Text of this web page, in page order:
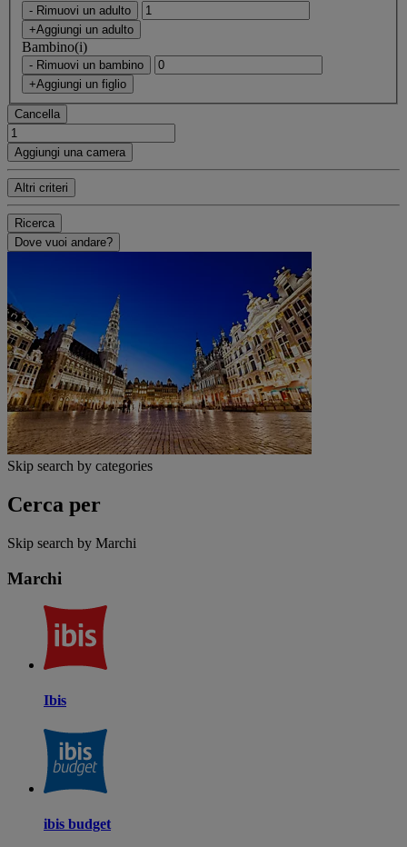
- Rimuovi un adulto
+Aggiungi un adulto
Bambino(i)
- Rimuovi un bambino
+Aggiungi un figlio
Cancella
Aggiungi una camera
Altri criteri
Ricerca
Dove vuoi andare?
Skip search by categories
Cerca per
Skip search by Marchi
Marchi
Ibis
ibis budget